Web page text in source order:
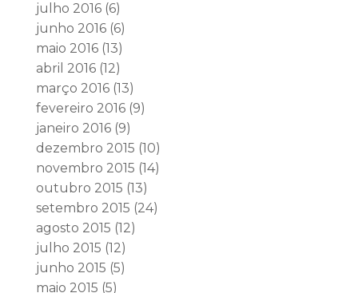
julho 2016(6)
junho 2016(6)
maio 2016(13)
abril 2016(12)
março 2016(13)
fevereiro 2016(9)
janeiro 2016(9)
dezembro 2015 (10)
novembro 2015 (14)
outubro 2015 (13)
setembro 2015 (24)
agosto 2015 (12)
julho 2015 (12)
junho 2015 (5)
maio 2015 (5)